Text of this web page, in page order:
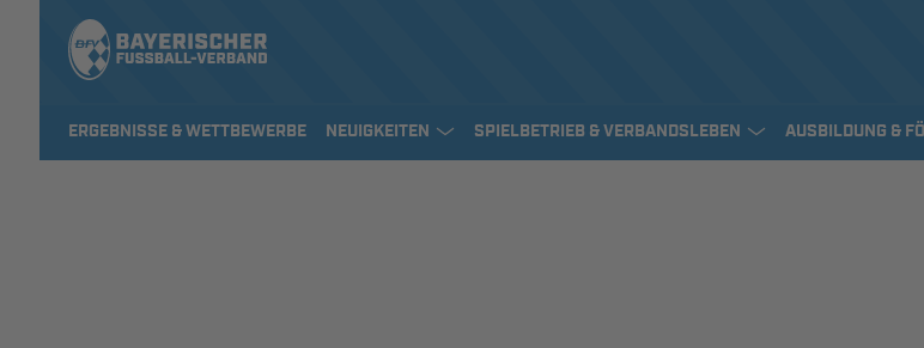
ERGEBNISSE & WETTBEWERBE NEUIGKEITEN SPIELBETRIEB & VERBANDSLEBEN AUSBILDUNG &